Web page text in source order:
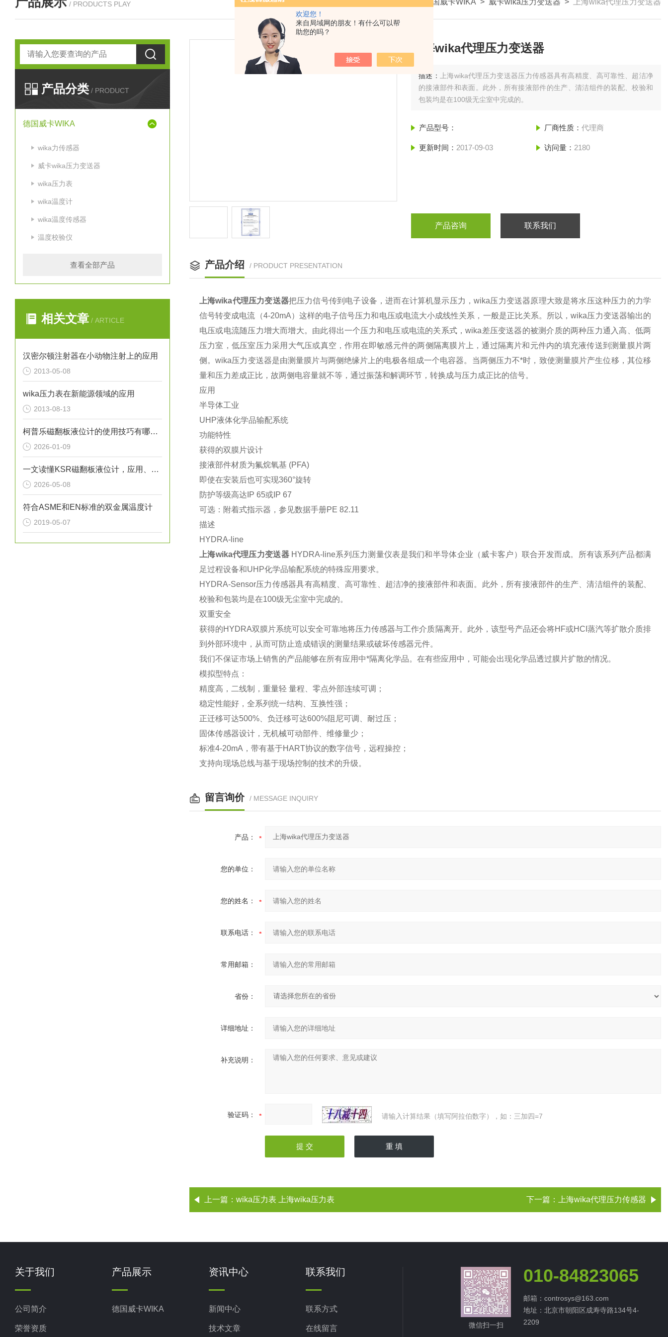
欢迎您！
来自局域网的朋友！有什么可以帮
助您的吗？
/ PRODUCTS PLAY 德国威卡WIKA > 威卡wika压力变送器 > 上海wika代理压力变送器
产品分类 / PRODUCT
德国威卡WIKA
wika力传感器
威卡wika压力变送器
wika压力表
wika温度计
wika温度传感器
温度校验仪
查看全部产品
相关文章 / ARTICLE
汉密尔顿注射器在小动物注射上的应用
2013-05-08
wika压力表在新能源领域的应用
2013-08-13
柯普乐磁翻板液位计的使用技巧有哪些？
2026-01-09
一文读懂KSR磁翻板液位计，应用、操作与养护
2026-05-08
符合ASME和EN标准的双金属温度计
2019-05-07
上海wika代理压力变送器
描述：
上海wika代理压力变送器压力传感器具有高精度、高可靠性、超洁净
的接液部件和表面。此外，所有接液部件的生产、清洁组件的装配、校验和
包装均是在100级无尘室中完成的。
产品型号： 厂商性质： 代理商
更新时间： 2017-09-03 访问量： 2180
产品咨询 联系我们
产品介绍 / PRODUCT PRESENTATION
上海wika代理压力变送器把压力信号传到电子设备，进而在计算机显示压力，wika压力变送器原理大致是将水压这种压力的力学
信号转变成电流（4-20mA）这样的电子信号压力和电压或电流大小成线性关系，一般是正比关系。所以，wika压力变送器输出的
电压或电流随压力增大而增大。由此得出一个压力和电压或电流的关系式，wika差压变送器的被测介质的两种压力通入高、低两
压力室，低压室压力采用大气压或真空，作用在即敏感元件的两侧隔离膜片上，通过隔离片和元件内的填充液传送到测量膜片两
侧。wika压力变送器是由测量膜片与两侧绝缘片上的电极各组成一个电容器。当两侧压力不*时，致使测量膜片产生位移，其位移
量和压力差成正比，故两侧电容量就不等，通过振荡和解调环节，转换成与压力成正比的信号。
应用
半导体工业
UHP液体化学品输配系统
功能特性
获得的双膜片设计
接液部件材质为氟烷氧基 (PFA)
即使在安装后也可实现360°旋转
防护等级高达IP 65或IP 67
可选：附着式指示器，参见数据手册PE 82.11
描述
HYDRA-line
上海wika代理压力变送器HYDRA-line系列压力测量仪表是我们和半导体企业（威卡客户）联合开发而成。所有该系列产品都满
足过程设备和UHP化学品输配系统的特殊应用要求。
HYDRA-Sensor压力传感器具有高精度、高可靠性、超洁净的接液部件和表面。此外，所有接液部件的生产、清洁组件的装配、
校验和包装均是在100级无尘室中完成的。
双重安全
获得的HYDRA双膜片系统可以安全可靠地将压力传感器与工作介质隔离开。此外，该型号产品还会将HF或HCI蒸汽等扩散介质排
到外部环境中，从而可防止造成错误的测量结果或破坏传感器元件。
我们不保证市场上销售的产品能够在所有应用中*隔离化学品。在有些应用中，可能会出现化学品透过膜片扩散的情况。
模拟型特点：
精度高，二线制，重量轻 量程、零点外部连续可调；
稳定性能好，全系列统一结构、互换性强；
正迁移可达500%、负迁移可达600%阻尼可调、耐过压；
固体传感器设计，无机械可动部件、维修量少；
标准4-20mA，带有基于HART协议的数字信号，远程操控；
支持向现场总线与基于现场控制的技术的升级。
留言询价 / MESSAGE INQUIRY
产品：
您的单位：
您的姓名：
联系电话：
常用邮箱：
省份：
详细地址：
补充说明：
验证码： 请输入计算结果（填写阿拉伯数字），如：三加四=7
上一篇： wika压力表 上海wika压力表 下一篇： 上海wika代理压力传感器
关于我们
公司简介
荣誉资质
产品展示
德国威卡WIKA
资讯中心
新闻中心
技术文章
联系我们
联系方式
在线留言 微信扫一扫
010-84823065
邮箱：controsys@163.com
地址：北京市朝阳区成寿寺路134号4-
2209